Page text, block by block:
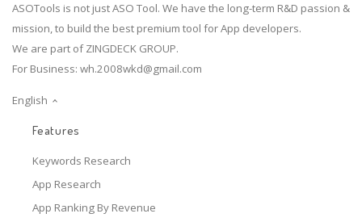
ASOTools is not just ASO Tool. We have the long-term R&D passion &
mission, to build the best premium tool for App developers.
We are part of ZINGDECK GROUP.
For Business: wh.2008wkd@gmail.com
English
Features
Keywords Research
App Research
App Ranking By Revenue